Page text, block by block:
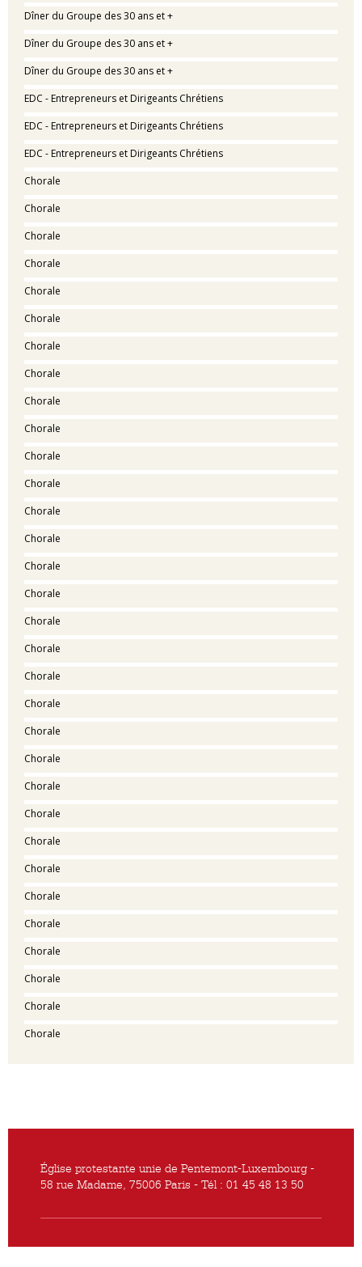
Dîner du Groupe des 30 ans et +
Dîner du Groupe des 30 ans et +
Dîner du Groupe des 30 ans et +
EDC - Entrepreneurs et Dirigeants Chrétiens
EDC - Entrepreneurs et Dirigeants Chrétiens
EDC - Entrepreneurs et Dirigeants Chrétiens
Chorale
Chorale
Chorale
Chorale
Chorale
Chorale
Chorale
Chorale
Chorale
Chorale
Chorale
Chorale
Chorale
Chorale
Chorale
Chorale
Chorale
Chorale
Chorale
Chorale
Chorale
Chorale
Chorale
Chorale
Chorale
Chorale
Chorale
Chorale
Chorale
Chorale
Chorale
Chorale
Église protestante unie de Pentemont-Luxembourg -
58 rue Madame, 75006 Paris - Tél : 01 45 48 13 50